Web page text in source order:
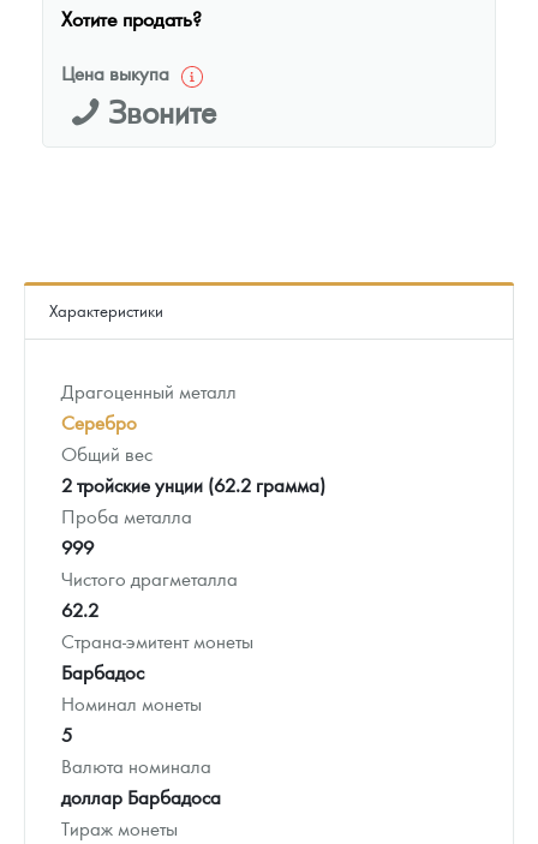
Хотите продать?
Цена выкупа
Звоните
Характеристики
Драгоценный металл
Серебро
Общий вес
2 тройские унции (62.2 грамма)
Проба металла
999
Чистого драгметалла
62.2
Страна-эмитент монеты
Барбадос
Номинал монеты
5
Валюта номинала
доллар Барбадоса
Тираж монеты